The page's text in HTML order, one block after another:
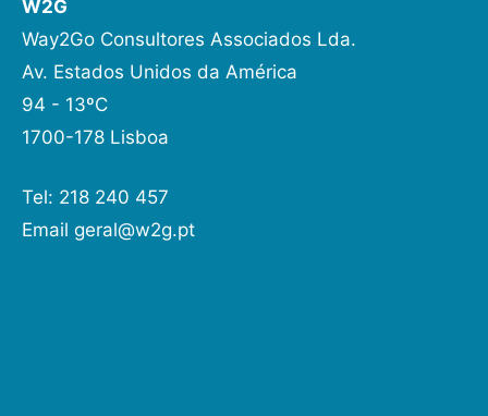
W2G
Way2Go Consultores Associados Lda.
Av. Estados Unidos da América
94 - 13ºC
1700-178 Lisboa
Tel: 218 240 457
Email geral@w2g.pt